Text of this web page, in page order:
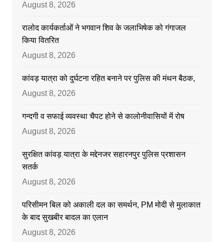
August 8, 2026
रालोद कार्यकर्ताओं ने भगवान शिव के जलाभिषेक को गंगाजल
किया वितरित
August 8, 2026
कांवड़ यात्रा को दुर्घटना रहित बनाने पर पुलिस की मंथन बैठक,
August 8, 2026
गन्दगी व सफाई व्यवस्था चैपट होने से कालोनीवासियों में रोष
August 8, 2026
सुरक्षित कांवड़ यात्रा के मद्देनजर सहारनपुर पुलिस प्रशासन
सतर्क
August 8, 2026
परिसीमन बिल को अकाली दल का समर्थन, PM मोदी से मुलाकात
के बाद सुखबीर बादल का एलान
August 8, 2026